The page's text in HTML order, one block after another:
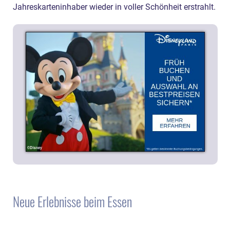
Jahreskarteninhaber wieder in voller Schönheit erstrahlt.
Neue Erlebnisse beim Essen